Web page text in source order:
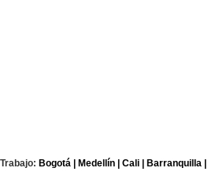
Trabajo: Bogotá | Medellín | Cali | Barranquilla |